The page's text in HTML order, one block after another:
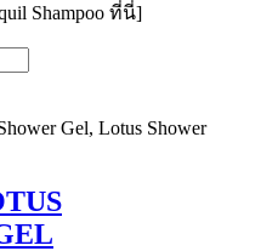
Shampoo ที่นี่]